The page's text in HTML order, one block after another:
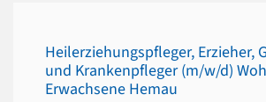
Heilerziehungspfleger, Erzieher,
und Krankenpfleger (m/w/d)
Erwachsene Hemau